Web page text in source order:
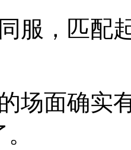
服，匹配
场面确实